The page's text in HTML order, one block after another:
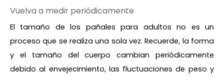
Vuelva a medir periódicamente
El tamaño de los pañales para adultos no es un
proceso que se realiza una sola vez. Recuerde, la forma
y el tamaño del cuerpo cambian periódicamente
debido al envejecimiento, las fluctuaciones de peso y